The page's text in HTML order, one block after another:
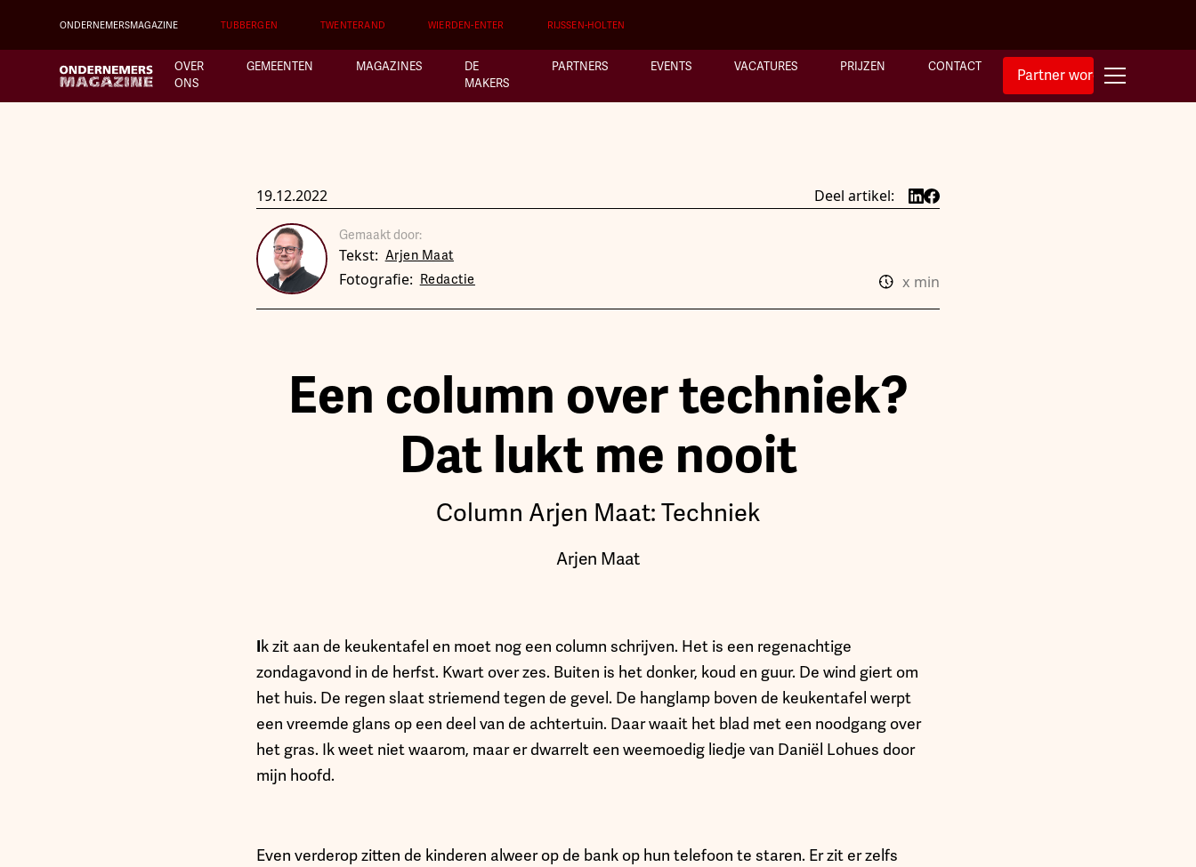
ONDERNEMERSMAGAZINE TUBBERGEN TWENTERAND WIERDEN-ENTER RIJSSEN-HOLTEN
OVER
ONS
GEMEENTEN MAGAZINES
DE
MAKERS
PARTNERS EVENTS VACATURES PRIJZEN CONTACT Partner worden
19.12.2022 Deel artikel:
Gemaakt door:
Tekst: Arjen Maat
Fotografie: Redactie x min
Een column over techniek?
Dat lukt me nooit
Column Arjen Maat: Techniek
Arjen Maat
Ik zit aan de keukentafel en moet nog een column schrijven. Het is een regenachtige
zondagavond in de herfst. Kwart over zes. Buiten is het donker, koud en guur. De wind giert om
het huis. De regen slaat striemend tegen de gevel. De hanglamp boven de keukentafel werpt
een vreemde glans op een deel van de achtertuin. Daar waait het blad met een noodgang over
het gras. Ik weet niet waarom, maar er dwarrelt een weemoedig liedje van Daniël Lohues door
mijn hoofd.
Even verderop zitten de kinderen alweer op de bank op hun telefoon te staren. Er zit er zelfs